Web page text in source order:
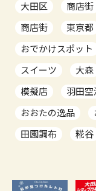
大田区 商店街
商店街
東京都
おでかけスポット
スイーツ
大森
模擬店
羽田空
おおたの逸品
田園調布
糀谷